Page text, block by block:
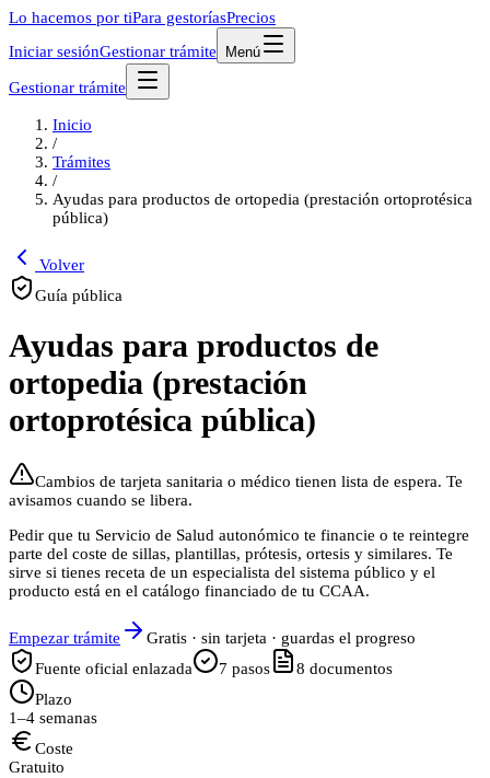
Lo hacemos por tiPara gestoríasPrecios
Iniciar sesiónGestionar trámite Menú
Gestionar trámite
Inicio
/
Trámites
/
Ayudas para productos de ortopedia (prestación ortoprotésica
pública)
Volver
Guía pública
Ayudas para productos de
ortopedia (prestación
ortoprotésica pública)
Cambios de tarjeta sanitaria o médico tienen lista de espera. Te
avisamos cuando se libera.
Pedir que tu Servicio de Salud autonómico te financie o te reintegre
parte del coste de sillas, plantillas, prótesis, ortesis y similares. Te
sirve si tienes receta de un especialista del sistema público y el
producto está en el catálogo financiado de tu CCAA.
Empezar trámite
Gratis · sin tarjeta · guardas el progreso
Fuente oficial enlazada
7 pasos 8 documentos
Plazo
1–4 semanas
Coste
Gratuito